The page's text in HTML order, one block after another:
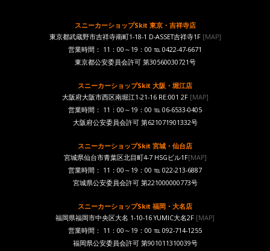
スニーカーショップSkit 東京・吉祥寺店
東京都武蔵野市吉祥寺南町1-18-1 D-ASSET吉祥寺1F [MAP]
営業時間： 11：00～19：00 ℡ 0422-47-6671
東京都公安委員会許可 第30560030721号
スニーカーショップSkit 大阪・堀江店
大阪府大阪市西区南堀江1-21-16 RE:001 2F[MAP]
営業時間： 11：00～19：00 ℡ 06-6533-0405
大阪府公安委員会許可 第621071901332号
スニーカーショップSkit 宮城・仙台店
宮城県仙台市青葉区北目町4-7 HSGビル1F[MAP]
営業時間： 11：00～19：00 ℡ 022-213-6887
宮城県公安委員会許可 第221000000773号
スニーカーショップSkit 福岡・大名店
福岡県福岡市中央区大名 1-10-16 YUMIC大名2F [MAP]
営業時間： 11：00～19：00 ℡ 092-714-1255
福岡県公安委員会許可 第901011310039号